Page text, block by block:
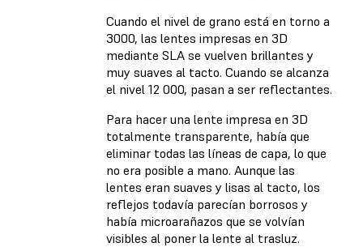
Cuando el nivel de grano está en torno a
3000, las lentes impresas en 3D
mediante SLA se vuelven brillantes y
muy suaves al tacto. Cuando se alcanza
el nivel 12 000, pasan a ser reflectantes.
Para hacer una lente impresa en 3D
totalmente transparente, había que
eliminar todas las líneas de capa, lo que
no era posible a mano. Aunque las
lentes eran suaves y lisas al tacto, los
reflejos todavía parecían borrosos y
había microarañazos que se volvían
visibles al poner la lente al trasluz.